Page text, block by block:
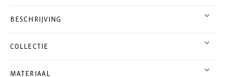
BESCHRIJVING
COLLECTIE
MATERIAAL